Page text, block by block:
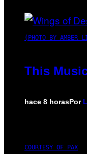
(PHOTO BY AMBER
This
hace 8 horasPor
COURTESY OF PAX